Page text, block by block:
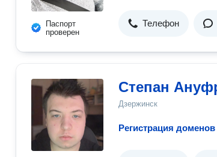
Паспорт
проверен
Телефон
Степан
Дзержинск
Регистрация доменов